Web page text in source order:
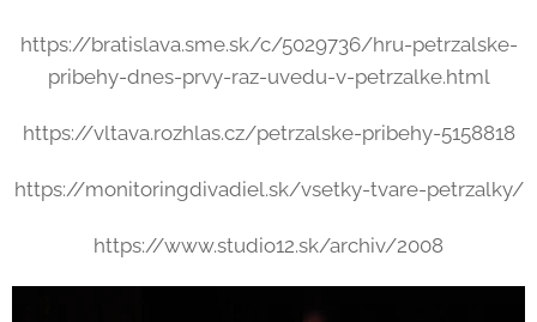
https://bratislava.sme.sk/c/5029736/hru-petrzalske-
pribehy-dnes-prvy-raz-uvedu-v-petrzalke.html
https://vltava.rozhlas.cz/petrzalske-pribehy-5158818
https://monitoringdivadiel.sk/vsetky-tvare-petrzalky/
https://www.studio12.sk/archiv/2008